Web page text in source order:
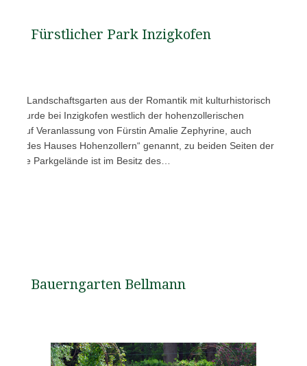
Fürstlicher Park Inzigkofen
ein Landschaftsgarten aus der Romantik mit kulturhistorisch
Er wurde bei Inzigkofen westlich der hohenzollerischen
auf Veranlassung von Fürstin Amalie Zephyrine, auch
des Hauses Hohenzollern“ genannt, zu beiden Seiten der
Parkgelände ist im Besitz des…
Bauerngarten Bellmann